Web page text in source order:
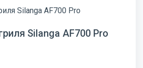
Silanga AF700 Pro